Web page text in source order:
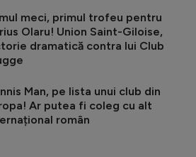
meci, primul trofeu pentru
Olaru! Union Saint-Giloise,
dramatică contra lui Club
Man, pe lista unui club din
Ar putea fi coleg cu alt
român